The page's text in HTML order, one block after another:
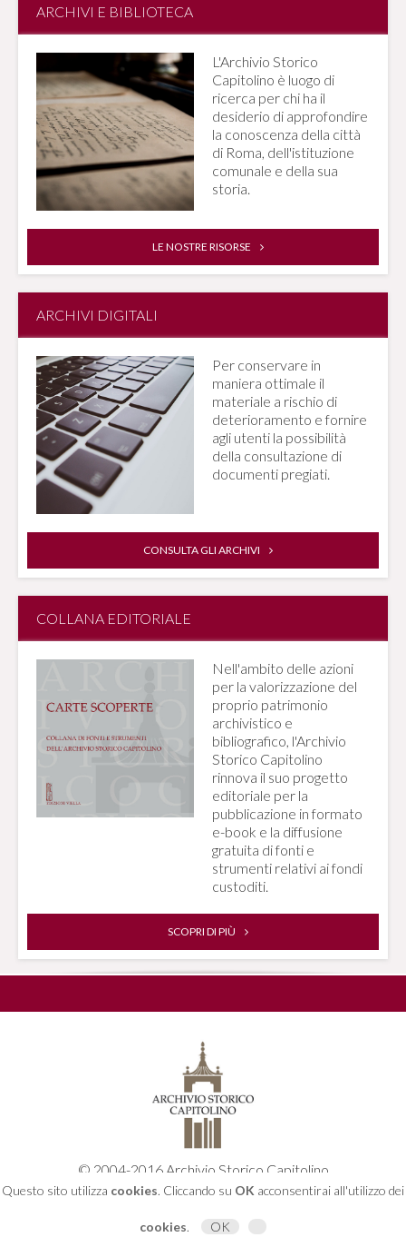
ARCHIVI E BIBLIOTECA
L'Archivio Storico
Capitolino è luogo di
ricerca per chi ha il
desiderio di approfondire
la conoscenza della città
di Roma, dell'istituzione
comunale e della sua
storia.
LE NOSTRE RISORSE
ARCHIVI DIGITALI
Per conservare in
maniera ottimale il
materiale a rischio di
deterioramento e fornire
agli utenti la possibilità
della consultazione di
documenti pregiati.
CONSULTA GLI ARCHIVI
COLLANA EDITORIALE
Nell'ambito delle azioni
per la valorizzazione del
proprio patrimonio
archivistico e
bibliografico, l'Archivio
Storico Capitolino
rinnova il suo progetto
editoriale per la
pubblicazione in formato
e-book e la diffusione
gratuita di fonti e
strumenti relativi ai fondi
custoditi.
SCOPRI DI PIÙ
© 2004-2016 Archivio Storico Capitolino
Piazza dell'Orologio, 4 - 00186 Roma
archivio.capitolino@comune.roma.it
Questo sito utilizza cookies. Cliccando su OK acconsentirai all'utilizzo dei
cookies. OK